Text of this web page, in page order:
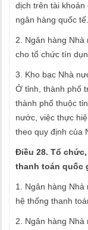
dịch trên tài
ngân hàng quốc tế.
2. Ngân hàng
cho tổ chức tín
3. Kho bạc Nhà
Ở tỉnh, thành phố
thành phố thuộc
nước, việc thực
theo quy định của
Điều 28. Tổ
thanh toán quốc
1. Ngân hàng
hệ thống thanh
2. Ngân hàng